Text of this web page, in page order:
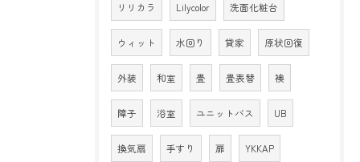
リリカラ Lilycolor 洗面化粧台
ウィット 水回り 貸家 原状回復
外装 和室 畳 畳表替 襖
障子 浴室 ユニットバス UB
換気扇 手すり 扉 YKKAP